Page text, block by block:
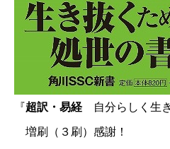
『超訳・易経 自分らしく生
増刷（３刷）感謝！